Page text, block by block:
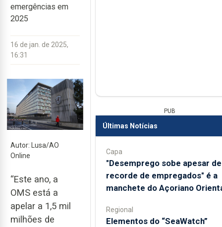
emergências em
2025
16 de jan. de 2025,
16:31
Autor: Lusa/AO
Online
“Este ano, a
OMS está a
apelar a 1,5 mil
milhões de
PUB
Últimas Notícias
Capa
"Desemprego sobe apesar de
recorde de empregados" é a
manchete do Açoriano
Regional
​Elementos do “SeaWatch”